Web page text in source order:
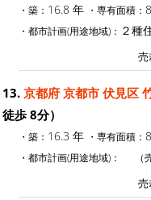
・築： 16.8 年 ・専有面積：
・都市計画(用途地域)： ２種
売
13. 京都府 京都市 伏見区
徒歩 8分）
・築： 16.3 年 ・専有面積：
・都市計画(用途地域)：
売